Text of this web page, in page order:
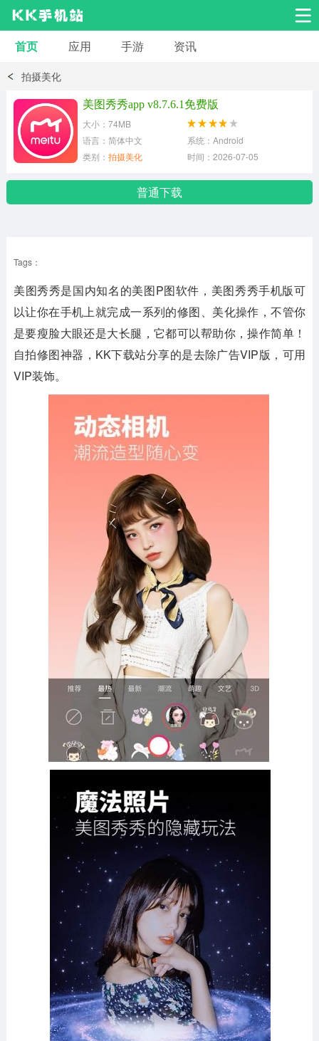
安卓应用
小说漫画
安卓其它
首页 应用 手游 资讯
拍摄美化
美图秀秀app v8.7.6.1免费版
大小：74MB
语言：简体中文
系统：Android
类别： 拍摄美化 时间：2026-07-05
普通下载
Tags：
美图秀秀是国内知名的美图P图软件，美图秀秀手机版可
以让你在手机上就完成一系列的修图、美化操作，不管你
是要瘦脸大眼还是大长腿，它都可以帮助你，操作简单！
自拍修图神器，KK下载站分享的是去除广告VIP版，可用
VIP装饰。